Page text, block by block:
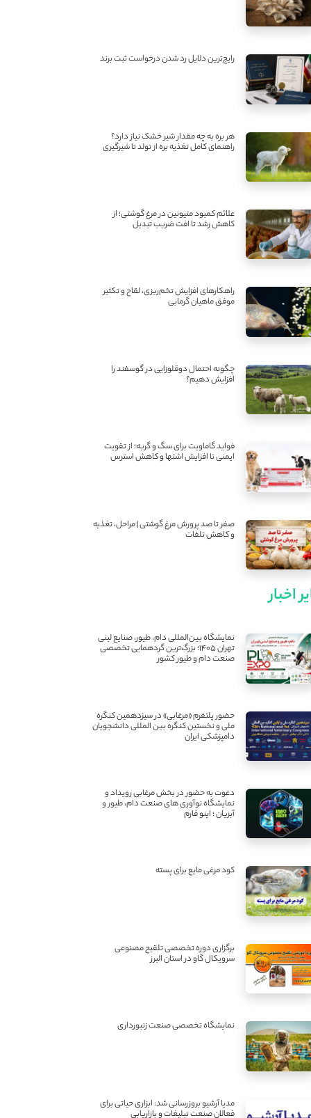
رایج‌ترین دلایل رد شدن درخواست ثبت برند
هر بره به چه مقدار شیر خشک نیاز دارد؟
راهنمای کامل تغذیه بره از تولد تا شیرگیری
علائم کمبود متیونین در مرغ گوشتی؛ از
کاهش رشد تا افت ضریب تبدیل
راهکارهای افزایش تخم‌ریزی، لقاح و تکثیر
موفق ماهیان گرمابی
چگونه احتمال دوقلوزایی در گوسفند را
افزایش دهیم؟
فواید گاماویت برای سگ و گربه؛ از تقویت
ایمنی تا افزایش اشتها و کاهش استرس
صفر تا صد پرورش مرغ گوشتی | مراحل، تغذیه
و کاهش تلفات
اخبار
نمایشگاه بین‌المللی دام، طیور، صنایع لبنی
تهران ۱۴۰۵؛ بزرگ‌ترین گردهمایی تخصصی
صنعت دام و طیور کشور
حضور پلتفرم «مرغابی» در سیزدهمین کنگره
ملی و نخستین کنگره بین ‌المللی دانشجویان
دامپزشکی ایران
دعوت به حضور در بخش مرغابی رویداد و
نمایشگاه نوآوری های صنعت دام، طیور و
آبزیان ؛ اینو فارم
کود مرغی مایع برای پسته
برگزاری دوره تخصصی تلقیح مصنوعی
سرویکال گاو در استان البرز
نمایشگاه تخصصی صنعت زنبورداری
مدیا آرشیو بروزرسانی شد: ابزاری حیاتی برای
فعالان صنعت تبلیغات و بازاریابی